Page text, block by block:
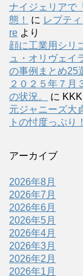
ナイジェリアで
態！
に レプテ
re より
顔に工業用シリ
ュ・オリヴェイ
の事例まとめ25
２０２５年７月
の状況。
に KKK
元ジャニーズ大
トの忖度っぷり！
アーカイブ
2026年8月
2026年7月
2026年6月
2026年5月
2026年4月
2026年3月
2026年2月
2026年1月